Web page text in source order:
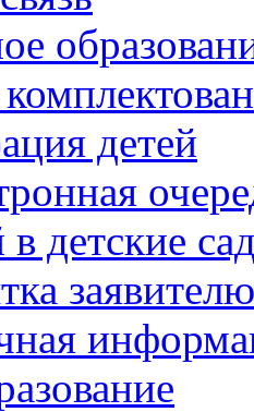
детей
в детские
заявителю